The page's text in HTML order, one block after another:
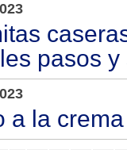
pasos
a la crema